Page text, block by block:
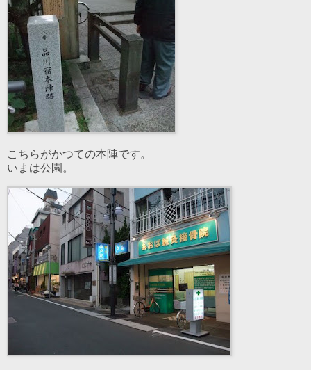
こちらがかつての本陣です。
いまは公園。